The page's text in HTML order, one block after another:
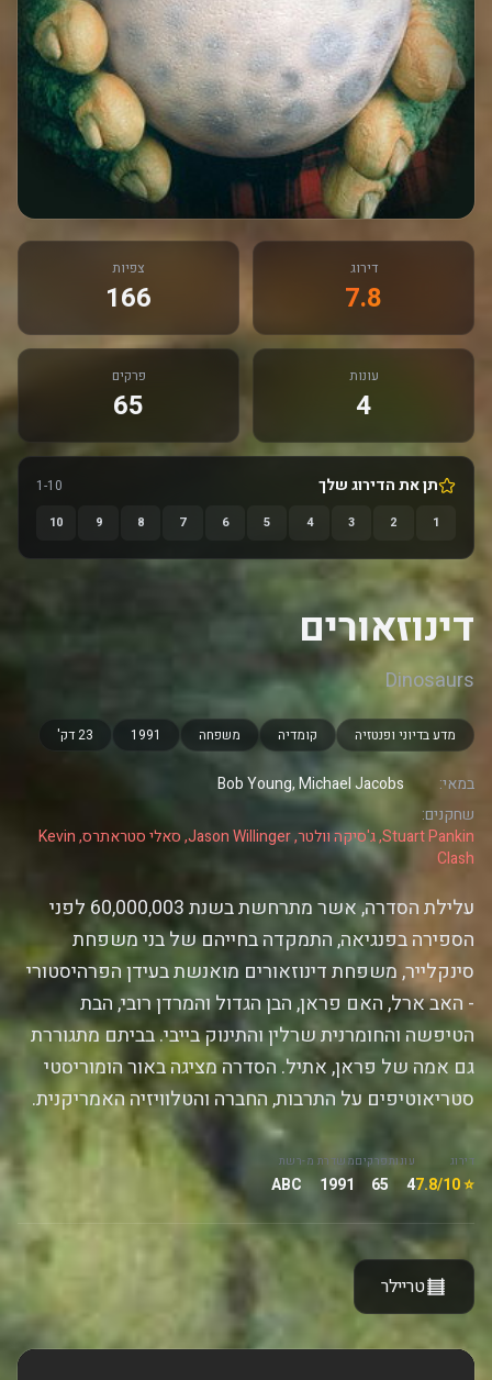
דירוג
7.8
צפיות
166
עונות
4
פרקים
65
תן את הדירוג שלך 1-10
1
2
3
4
5
6
7
8
9
10
דינוזאורים
Dinosaurs
מדע בדיוני ופנטזיה קומדיה משפחה 1991 23 דק'
במאי:
Bob Young, Michael Jacobs
שחקנים:
Stuart Pankin, ג'סיקה וולטר, Jason Willinger, סאלי סטראתרס, Kevin
Clash
עלילת הסדרה, אשר מתרחשת בשנת 60,000,003 לפני
הספירה בפנגיאה, התמקדה בחייהם של בני משפחת
סינקלייר, משפחת דינוזאורים מואנשת בעידן הפרהיסטורי
- האב ארל, האם פראן, הבן הגדול והמרדן רובי, הבת
הטיפשה והחומרנית שרלין והתינוק בייבי. בביתם מתגוררת
גם אמה של פראן, אתיל. הסדרה מציגה באור הומוריסטי
סטריאוטיפים על התרבות, החברה והטלוויזיה האמריקנית.
דירוג
⭐ 7.8/10
עונות
4
פרקים
65
משדרת מ-
1991
רשת
ABC
טריילר